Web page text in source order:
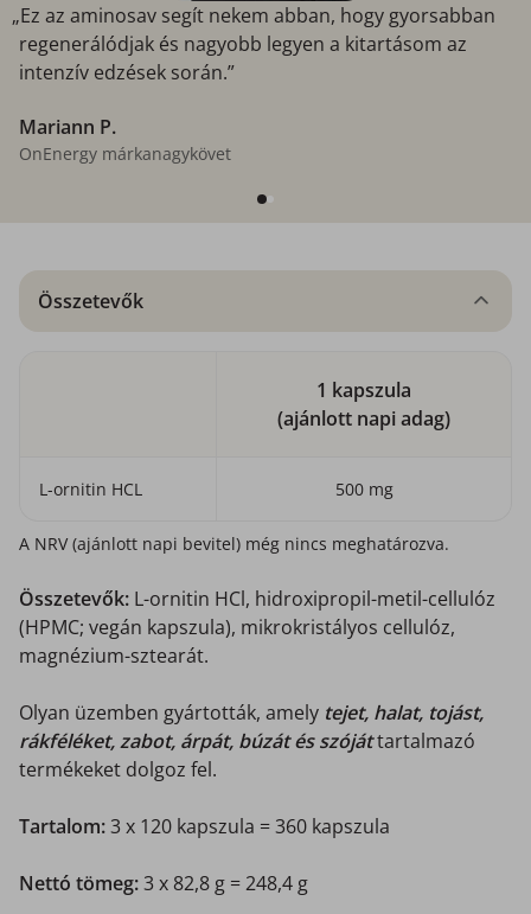
„Ez az aminosav segít nekem abban, hogy gyorsabban
regenerálódjak és nagyobb legyen a kitartásom az
intenzív edzések során.”
Mariann P.
OnEnergy márkanagykövet
Összetevők
1 kapszula
(ajánlott napi adag)
L-ornitin HCL 500 mg
A NRV (ajánlott napi bevitel) még nincs meghatározva.
Összetevők: L-ornitin HCl, hidroxipropil-metil-cellulóz
(HPMC; vegán kapszula), mikrokristályos cellulóz,
magnézium-sztearát.
Olyan üzemben gyártották, amely tejet, halat, tojást,
rákféléket, zabot, árpát, búzát és szójáttartalmazó
termékeket dolgoz fel.
Tartalom:3 x 120 kapszula = 360 kapszula
Nettó tömeg:3 x 82,8 g = 248,4 g